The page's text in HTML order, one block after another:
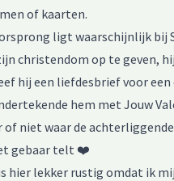
of kaarten.
ligt waarschijnlijk bij
christendom op te geven,
hij een liefdesbrief voor
hem met Jouw
of niet waar de
gebaar telt ❤️
hier lekker rustig omdat ik